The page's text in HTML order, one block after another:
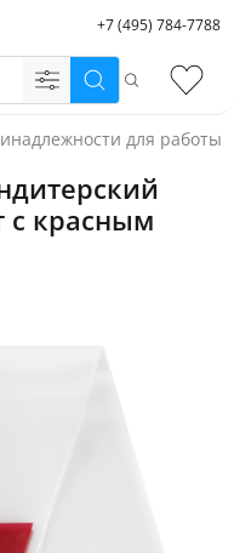
+7 (495) 784-7788
Поиск
для работы
с красным